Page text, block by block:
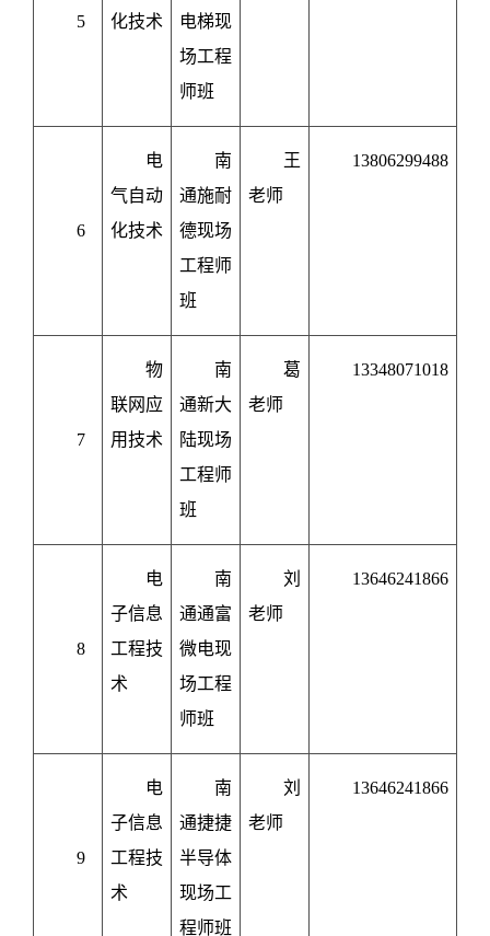
5
化技术
电梯现
场工程
师班
6
电
气自动
化技术
南
通施耐
德现场
工程师
班
王
老师
13806299488
7
物
联网应
用技术
南
通新大
陆现场
工程师
班
葛
老师
13348071018
8
电
子信息
工程技
术
南
通通富
微电现
场工程
师班
刘
老师
13646241866
9
电
子信息
工程技
术
南
通捷捷
半导体
现场工
程师班
刘
老师
13646241866